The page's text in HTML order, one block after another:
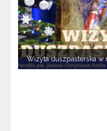
Wizyta duszpasterska w